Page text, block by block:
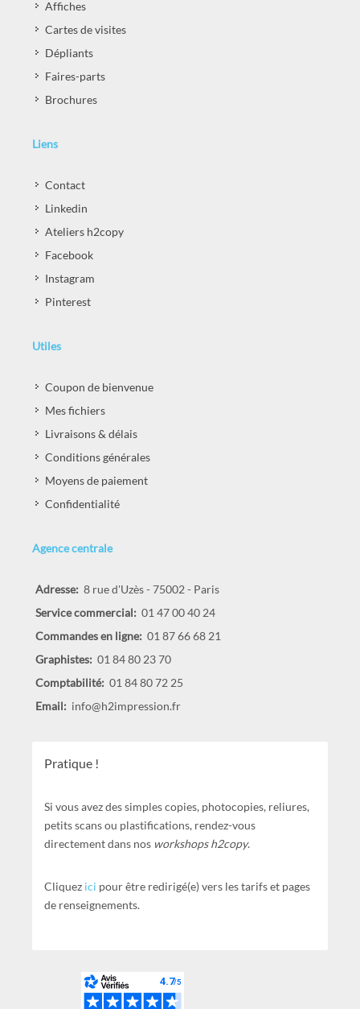
Affiches
Cartes de visites
Dépliants
Faires-parts
Brochures
Liens
Contact
Linkedin
Ateliers h2copy
Facebook
Instagram
Pinterest
Utiles
Coupon de bienvenue
Mes fichiers
Livraisons & délais
Conditions générales
Moyens de paiement
Confidentialité
Agence centrale
Adresse: 8 rue d'Uzès - 75002 - Paris
Service commercial: 01 47 00 40 24
Commandes en ligne: 01 87 66 68 21
Graphistes: 01 84 80 23 70
Comptabilité: 01 84 80 72 25
Email: info@h2impression.fr
Pratique !
Si vous avez des simples copies, photocopies, reliures,
petits scans ou plastifications, rendez-vous
directement dans nos workshops h2copy.
Cliquez ici pour être redirigé(e) vers les tarifs et pages
de renseignements.